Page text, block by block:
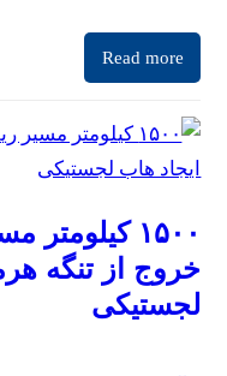
Read more
۱۵۰۰
خروج از تنگه
لجستیکی